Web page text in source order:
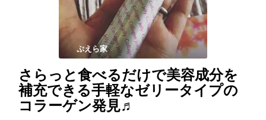
ぷえら家
さらっと食べるだけで美容成分を
補充できる手軽なゼリータイプの
コラーゲン発見♬